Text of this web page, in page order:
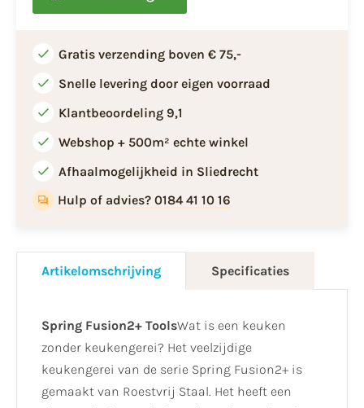
Gratis verzending boven € 75,-
Snelle levering door eigen voorraad
Klantbeoordeling 9,1
Webshop + 500m² echte winkel
Afhaalmogelijkheid in Sliedrecht
Hulp of advies? 0184 41 10 16
Artikelomschrijving Specificaties
Spring Fusion2+ ToolsWat is een keuken
zonder keukengerei? Het veelzijdige
keukengerei van de serie Spring Fusion2+ is
gemaakt van Roestvrij Staal. Het heeft een